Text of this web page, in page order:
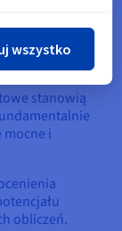
stanowią
mocne i
obliczeń.
wszystko